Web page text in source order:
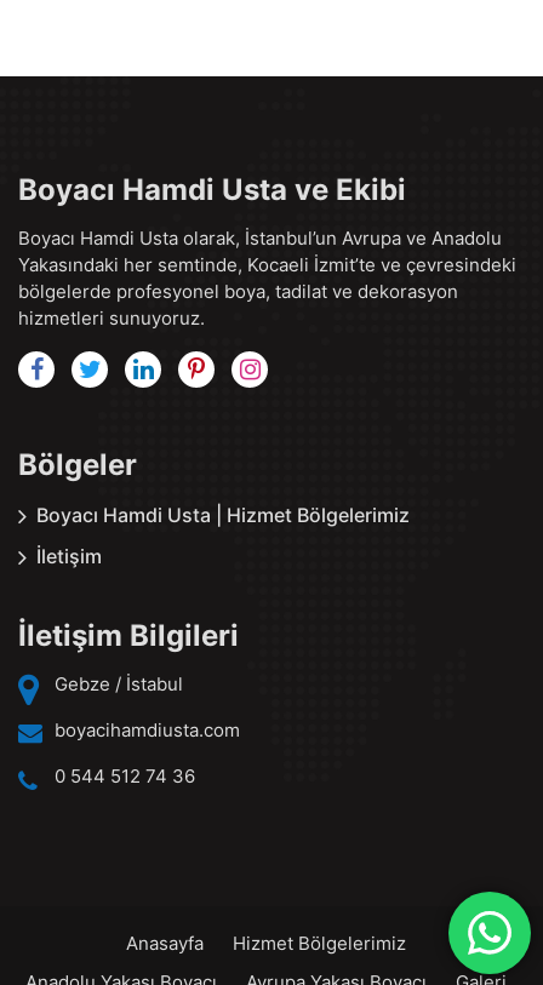
Boyacı Hamdi Usta ve Ekibi
Boyacı Hamdi Usta olarak, İstanbul’un Avrupa ve Anadolu
Yakasındaki her semtinde, Kocaeli İzmit’te ve çevresindeki
bölgelerde profesyonel boya, tadilat ve dekorasyon
hizmetleri sunuyoruz.
Bölgeler
Boyacı Hamdi Usta | Hizmet Bölgelerimiz
İletişim
İletişim Bilgileri
Gebze / İstabul
boyacihamdiusta.com
0 544 512 74 36
Anasayfa
Hizmet Bölgelerimiz